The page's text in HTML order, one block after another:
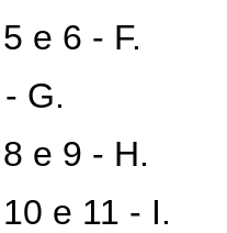
6 - F.
G.
9 - H.
e 11 - I.